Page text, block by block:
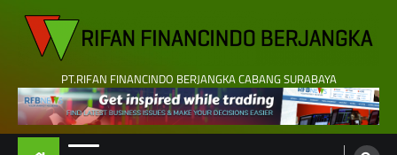
content
PT.RIFAN FINANCINDO BERJANGKA CABANG SURABAYA